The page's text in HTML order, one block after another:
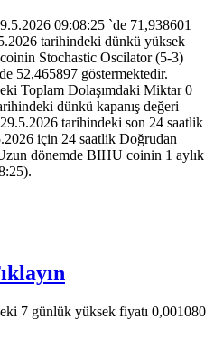
09:08:25 `de 71,938601
tarihindeki dünkü yüksek
Stochastic Oscilator (5-3)
52,465897 göstermektedir.
Toplam Dolaşımdaki Miktar 0
dünkü kapanış değeri
tarihindeki son 24 saatlik
için 24 saatlik Doğrudan
dönemde BIHU coinin 1 aylık
7 günlük yüksek fiyatı 0,001080